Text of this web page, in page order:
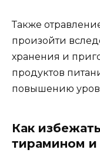
Также
произойти
хранения и
продуктов
повышению
Как
тирамином и